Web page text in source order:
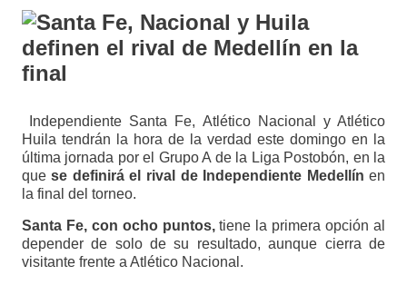
Independiente Santa Fe, Atlético Nacional y Atlético
Huila tendrán la hora de la verdad este domingo en la
última jornada por el Grupo A de la Liga Postobón, en la
quese definirá el rival de Independiente Medellínen
la final del torneo.
Santa Fe, con ocho puntos,tiene la primera opción al
depender de solo de su resultado, aunque cierra de
visitante frente a Atlético Nacional.